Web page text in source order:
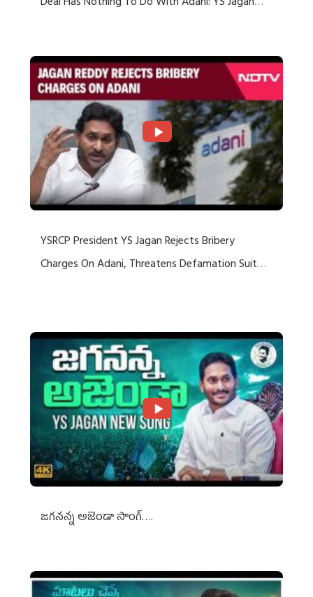
YSRCP President YS Jagan Rejects Bribery
Charges On Adani, Threatens Defamation Suit
జగనన్న అజెండా సాంగ్….